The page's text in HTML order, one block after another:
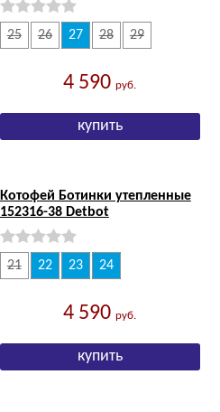
25 26 27 28 29
4 590руб.
Котофей Ботинки утепленные
152316-38 Detbot
21 22 23 24
4 590руб.